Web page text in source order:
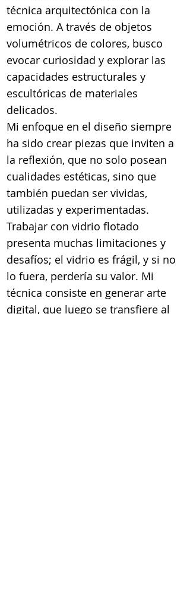
técnica arquitectónica con la
emoción. A través de objetos
volumétricos de colores, busco
evocar curiosidad y explorar las
capacidades estructurales y
escultóricas de materiales
delicados.
Mi enfoque en el diseño siempre
ha sido crear piezas que inviten a
la reflexión, que no solo posean
cualidades estéticas, sino que
también puedan ser vividas,
utilizadas y experimentadas.
Trabajar con vidrio flotado
presenta muchas limitaciones y
desafíos; el vidrio es frágil, y si no
lo fuera, perdería su valor. Mi
técnica consiste en generar arte
digital, que luego se transfiere al